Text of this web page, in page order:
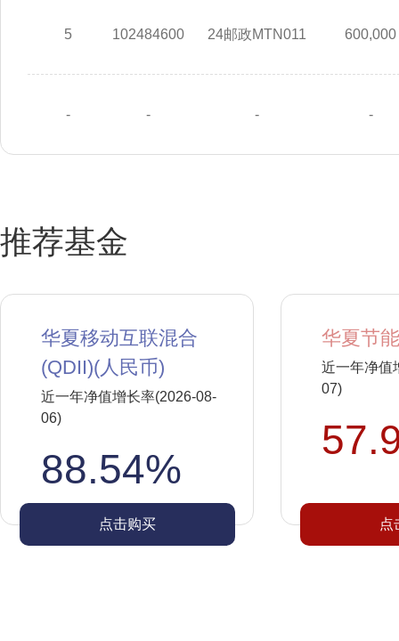
5 102484600 24邮政MTN011 600,000
- - - -
推荐基金
华夏移动互联混合
(QDII)(人民币)
近一年净值增长率(2026-08-
06)
88.54%
点击购买
华夏节
近一年净值
07)
点